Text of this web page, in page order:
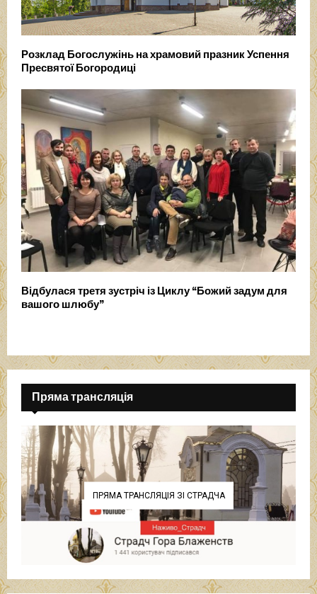
Розклад Богослужінь на храмовий празник Успення
Пресвятої Богородиці
Відбулася третя зустріч із Циклу “Божий задум для
вашого шлюбу”
Пряма трансляція
ПРЯМА ТРАНСЛЯЦІЯ ЗІ СТРАДЧА